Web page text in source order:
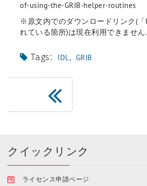
of-using-the-GRIB-helper-routines
※原文内でのダウンロードリンク(「
れている箇所)は現在利用できません
Tags: IDL GRIB
クイックリンク
ライセンス申請ページ